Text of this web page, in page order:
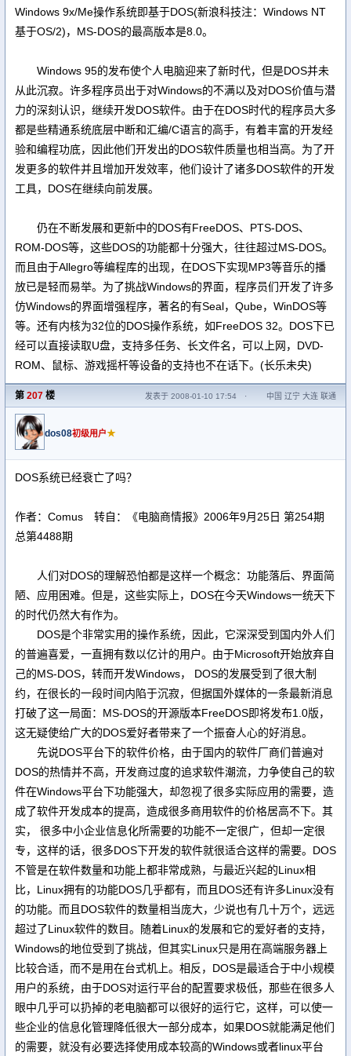
Windows 9x/Me操作系统即基于DOS(新浪科技注：Windows NT
基于OS/2)，MS-DOS的最高版本是8.0。
Windows 95的发布使个人电脑迎来了新时代，但是DOS并未
从此沉寂。许多程序员出于对Windows的不满以及对DOS价值与潜
力的深刻认识，继续开发DOS软件。由于在DOS时代的程序员大多
都是些精通系统底层中断和汇编/C语言的高手，有着丰富的开发经
验和编程功底，因此他们开发出的DOS软件质量也相当高。为了开
发更多的软件并且增加开发效率，他们设计了诸多DOS软件的开发
工具，DOS在继续向前发展。
仍在不断发展和更新中的DOS有FreeDOS、PTS-DOS、
ROM-DOS等，这些DOS的功能都十分强大，往往超过MS-DOS。
而且由于Allegro等编程库的出现，在DOS下实现MP3等音乐的播
放已是轻而易举。为了挑战Windows的界面，程序员们开发了许多
仿Windows的界面增强程序，著名的有Seal，Qube，WinDOS等
等。还有内核为32位的DOS操作系统，如FreeDOS 32。DOS下已
经可以直接读取U盘，支持多任务、长文件名，可以上网，DVD-
ROM、鼠标、游戏摇杆等设备的支持也不在话下。(长乐未央)
第 207 楼 发表于 2008-01-10 17:54 · 中国 辽宁 大连 联通
dos08初级用户★
DOS系统已经衰亡了吗？
作者：Comus 转自：《电脑商情报》2006年9月25日 第254期
总第4488期
人们对DOS的理解恐怕都是这样一个概念：功能落后、界面简
陋、应用困难。但是，这些实际上，DOS在今天Windows一统天下
的时代仍然大有作为。
DOS是个非常实用的操作系统，因此，它深深受到国内外人们
的普遍喜爱，一直拥有数以亿计的用户。由于Microsoft开始放弃自
己的MS-DOS，转而开发Windows， DOS的发展受到了很大制
约，在很长的一段时间内陷于沉寂，但据国外媒体的一条最新消息
打破了这一局面：MS-DOS的开源版本FreeDOS即将发布1.0版，
这无疑使给广大的DOS爱好者带来了一个振奋人心的好消息。
先说DOS平台下的软件价格，由于国内的软件厂商们普遍对
DOS的热情并不高，开发商过度的追求软件潮流，力争使自己的软
件在Windows平台下功能强大，却忽视了很多实际应用的需要，造
成了软件开发成本的提高，造成很多商用软件的价格居高不下。其
实， 很多中小企业信息化所需要的功能不一定很广，但却一定很
专，这样的话，很多DOS下开发的软件就很适合这样的需要。DOS
不管是在软件数量和功能上都非常成熟，与最近兴起的Linux相
比，Linux拥有的功能DOS几乎都有，而且DOS还有许多Linux没有
的功能。而且DOS软件的数量相当庞大，少说也有几十万个，远远
超过了Linux软件的数目。随着Linux的发展和它的爱好者的支持，
Windows的地位受到了挑战，但其实Linux只是用在高端服务器上
比较合适，而不是用在台式机上。相反，DOS是最适合于中小规模
用户的系统，由于DOS对运行平台的配置要求极低，那些在很多人
眼中几乎可以扔掉的老电脑都可以很好的运行它，这样，可以使一
些企业的信息化管理降低很大一部分成本，如果DOS就能满足他们
的需要，就没有必要选择使用成本较高的Windows或者linux平台